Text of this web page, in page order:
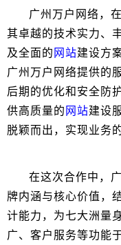
广州万户网络，在
其卓越的技术实力、
及全面的 网站建设方
广州万户网络提供的
后期的优化和安全防
供高质量的 网站建设
脱颖而出，实现业务
在这次合作中，
牌内涵与核心价值，
计能力，为七大洲量
广、客户服务等功能